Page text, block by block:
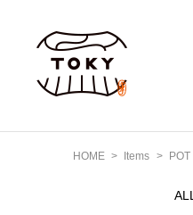
HOME Items POT
ALL